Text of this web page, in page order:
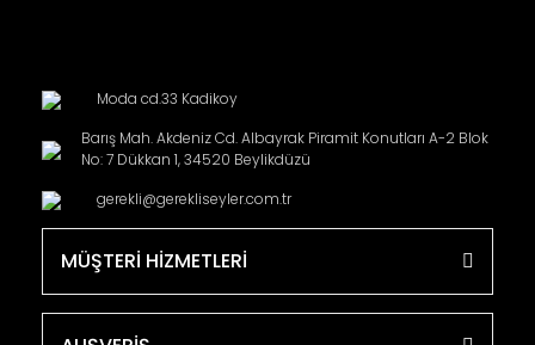
Moda cd.33 Kadikoy
Barış Mah. Akdeniz Cd. Albayrak Piramit Konutları A-2 Blok
No: 7 Dükkan 1, 34520 Beylikdüzü
gerekli@gerekliseyler.com.tr
MÜŞTERİ HİZMETLERİ